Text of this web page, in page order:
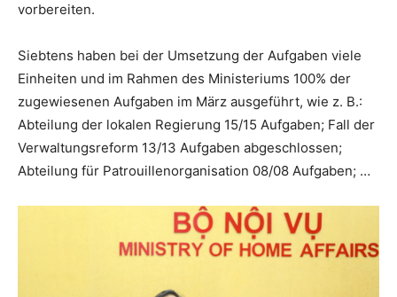
vorbereiten.
Siebtens haben bei der Umsetzung der Aufgaben viele
Einheiten und im Rahmen des Ministeriums 100% der
zugewiesenen Aufgaben im März ausgeführt, wie z. B.:
Abteilung der lokalen Regierung 15/15 Aufgaben; Fall der
Verwaltungsreform 13/13 Aufgaben abgeschlossen;
Abteilung für Patrouillenorganisation 08/08 Aufgaben; …